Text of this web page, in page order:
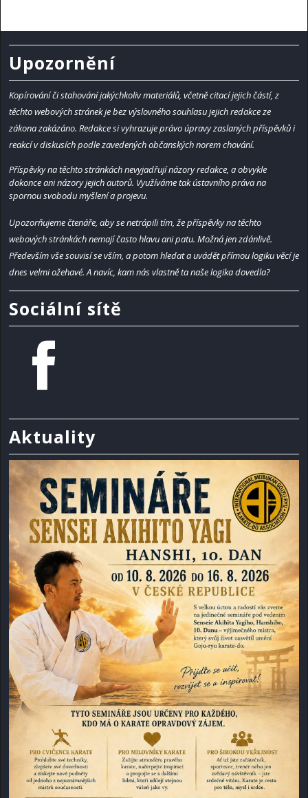
Upozornění
Kopírování či stahování jakýchkoliv materiálů, včetně citací jejich částí, z
těchto webových stránek je bez výslovného souhlasu jejich redakce ze
zákona zakázáno. Redakce si vyhrazuje právo úpravy zaslaných příspěvků i
reakcí v diskusích podle zavedených občanských norem chování.
Příspěvky na těchto stránkách nevyjadřují názory redakce, a obvykle
dokonce ani názory jejich autorů. Využíváme tak ústavního práva na
spornou svobodu myšlení a projevu.
Upozorňujeme čtenáře, aby se netrápili tím, že příspěvky na těchto
webových stránkách nemají často hlavu ani patu. Možná jen zdánlivě.
Především vše souvisí se vším, a potom hledat a uvádět přímou logiku věcí je
dnes velmi ožehavé. A navíc, kam nás vlastně ta naše logika dovedla?
Sociální sítě
Aktuality